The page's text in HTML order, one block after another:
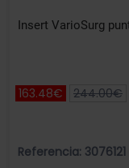
Insert VarioSurg
163.48€ 244.00€
Referencia: 3076121